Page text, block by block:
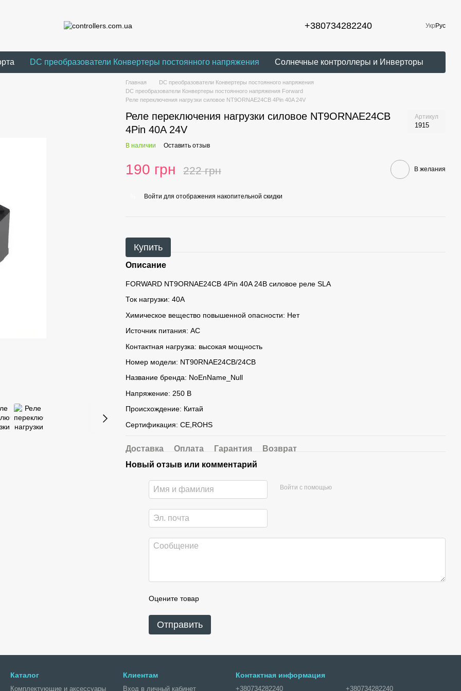
+380734282240 Укр Рус
DC преобразователи Конвертеры постоянного напряжения Солнечные контроллеры и Инверторы
Главная
DC преобразователи Конвертеры постоянного напряжения
DC преобразователи Конвертеры постоянного напряжения Forward
Реле переключения нагрузки силовое NT9ORNAE24CB 4Pin 40A 24V
Реле переключения нагрузки силовое NT9ORNAE24CB
4Pin 40A 24V
Артикул
1915
В наличии Оставить отзыв
190 грн 222 грн В желания
Войти для отображения накопительной скидки
Купить
Описание
FORWARD NT9ORNAE24CB 4Pin 40A 24В силовое реле SLA
Ток нагрузки: 40A
Химическое вещество повышенной опасности: Нет
Источник питания: AС
Контактная нагрузка: высокая мощность
Номер модели: NT90RNAE24CB/24CB
Название бренда: NoEnName_Null
Напряжение: 250 B
Происхождение: Китай
Сертификация: CE,ROHS
Доставка Оплата Гарантия
Возврат
Новый отзыв или комментарий
Войти с помощью
Оцените товар
Отправить
Каталог
Комплектующие и аксессуары
Клиентам
Вход в личный кабинет
Контактная информация
+380734282240 +380734282240